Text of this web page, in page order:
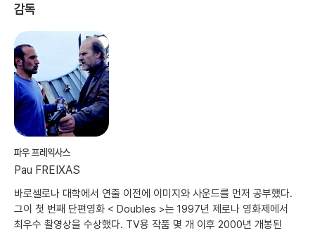
감독
파우 프레익사스
Pau FREIXAS
바로셀로나 대학에서 연출 이전에 이미지와 사운드를 먼저 공부했다.
그이 첫 번째 단편영화 < Doubles >는 1997년 제로나 영화제에서
최우수 촬영상을 수상했다. TV용 작품 몇 개 이후 2000년 개봉된